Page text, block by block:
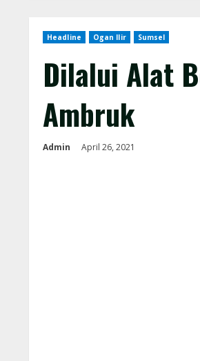
Headline Ogan Ilir Sumsel
Dilalui Alat
Ambruk
Admin April 26, 2021